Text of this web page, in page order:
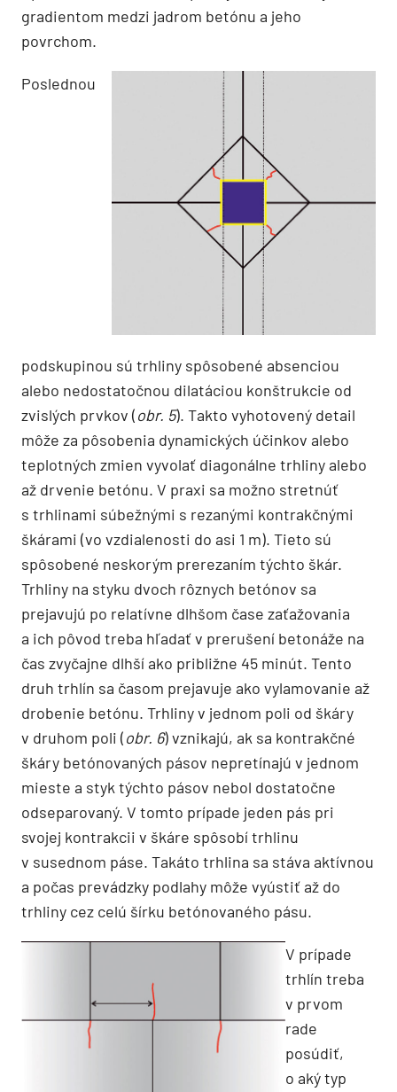
gradientom medzi jadrom betónu a jeho
povrchom.
Poslednou
podskupinou sú trhliny spôsobené absenciou
alebo nedostatočnou dilatáciou konštrukcie od
zvislých prvkov (obr. 5). Takto vyhotovený detail
môže za pôsobenia dynamických účinkov alebo
teplotných zmien vyvolať diagonálne trhliny alebo
až drvenie betónu. V praxi sa možno stretnúť
s trhlinami súbežnými s rezanými kontrakčnými
škárami (vo vzdialenosti do asi 1 m). Tieto sú
spôsobené neskorým prerezaním týchto škár.
Trhliny na styku dvoch rôznych betónov sa
prejavujú po relatívne dlhšom čase zaťažovania
a ich pôvod treba hľadať v prerušení betonáže na
čas zvyčajne dlhší ako približne 45 minút. Tento
druh trhlín sa časom prejavuje ako vylamovanie až
drobenie betónu. Trhliny v jednom poli od škáry
v druhom poli (obr. 6) vznikajú, ak sa kontrakčné
škáry betónovaných pásov nepretínajú v jednom
mieste a styk týchto pásov nebol dostatočne
odseparovaný. V tomto prípade jeden pás pri
svojej kontrakcii v škáre spôsobí trhlinu
v susednom páse. Takáto trhlina sa stáva aktívnou
a počas prevádzky podlahy môže vyústiť až do
trhliny cez celú šírku betónovaného pásu.
V prípade
trhlín treba
v prvom
rade
posúdiť,
o aký typ